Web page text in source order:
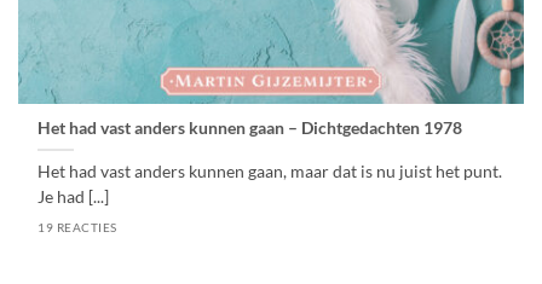
Het had vast anders kunnen gaan – Dichtgedachten 1978
Het had vast anders kunnen gaan, maar dat is nu juist het punt.
Je had [...]
19 REACTIES